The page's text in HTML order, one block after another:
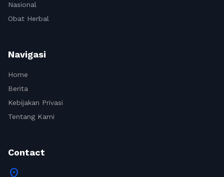
Nasional
Obat Herbal
Navigasi
Home
Berita
Kebijakan Privasi
Tentang Kami
Contact
location_on